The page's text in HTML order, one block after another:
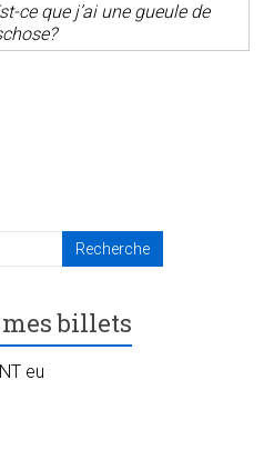
ce que j’ai une gueule de
mes billets
eu